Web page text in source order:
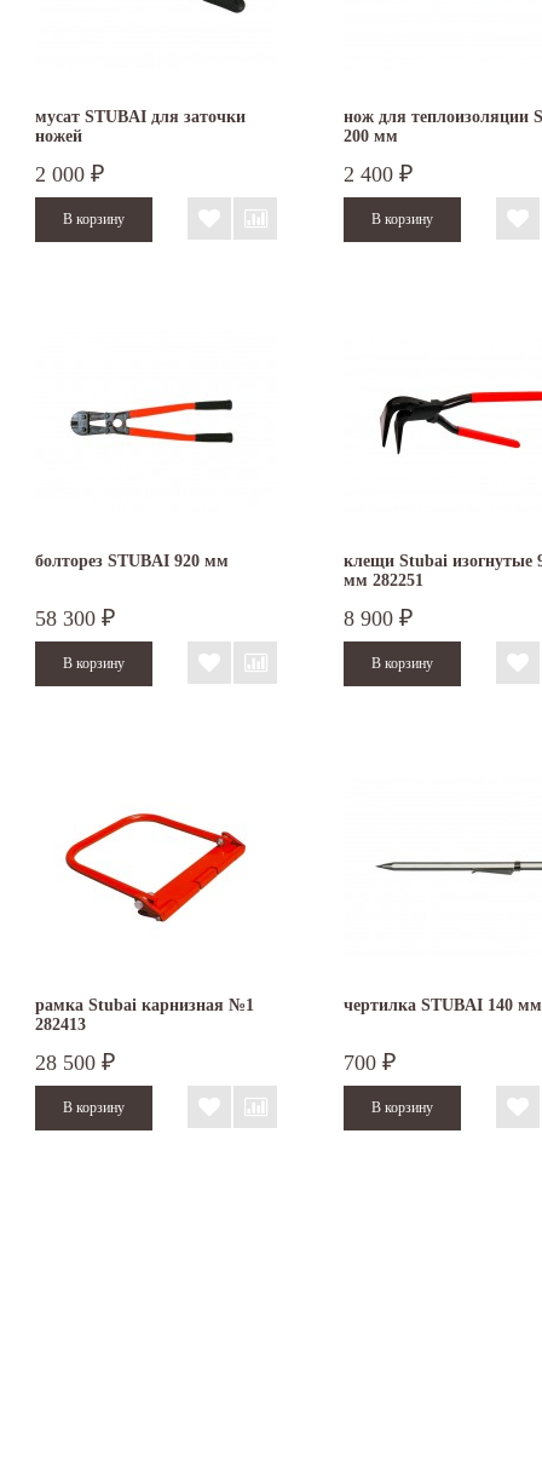
мусат STUBAI для заточки
ножей
2 000 ₽
нож для теплоизоляции
200 мм
2 400 ₽
болторез STUBAI 920 мм
58 300 ₽
клещи Stubai изогнутые
мм 282251
8 900 ₽
рамка Stubai карнизная №1
282413
28 500 ₽
чертилка STUBAI 140 мм
700 ₽